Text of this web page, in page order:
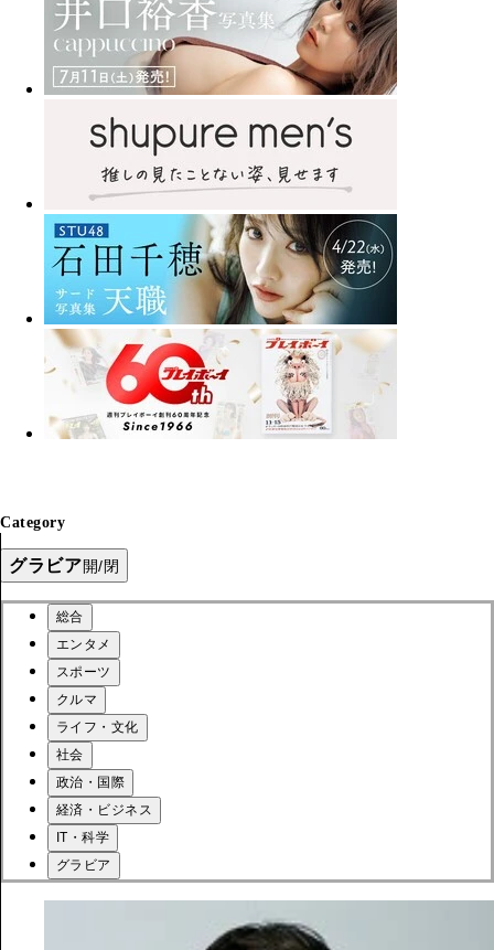
Category
グラビア開/閉
総合
エンタメ
スポーツ
クルマ
ライフ・文化
社会
政治・国際
経済・ビジネス
IT・科学
グラビア